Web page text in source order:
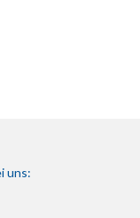
uns: